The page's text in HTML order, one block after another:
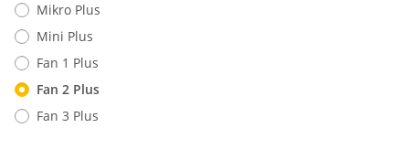
Mikro Plus
Mini Plus
Fan 1 Plus
Fan 2 Plus
Fan 3 Plus